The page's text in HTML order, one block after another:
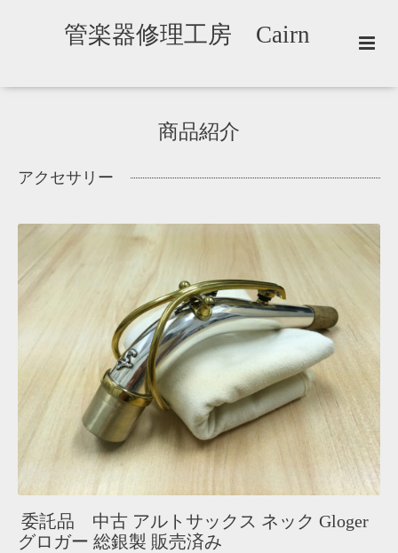
管楽器修理工房 Cairn
商品紹介
アクセサリー
委託品 中古 アルトサックス ネック Gloger
グロガー 総銀製 販売済み